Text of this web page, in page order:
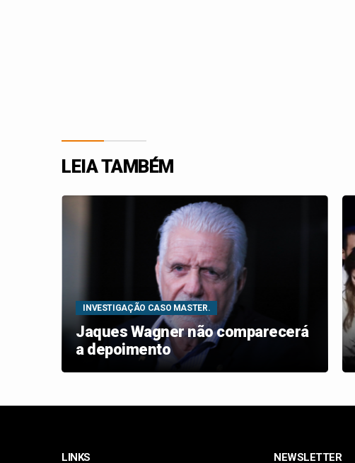
LEIA TAMBÉM
INVESTIGAÇÃO CASO MASTER.
Jaques Wagner não comparecerá
a depoimento
LINKS NEWSLETTER